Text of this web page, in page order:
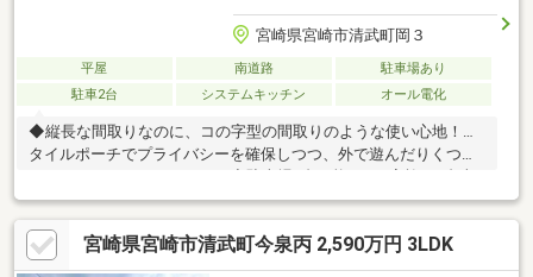
宮崎県宮崎市清武町岡３
平屋 南道路
駐車場あり
駐車2台
システムキッチン オール電化
◆縦長な間取りなのに、コの字型の間取りのような使い心地！…
タイルポーチでプライバシーを確保しつつ、外で遊んだりくつろ
いだりすることができます。◆駐車場3台可能！…ご家族で2台車
を使用していても、来客用で1台停めることができます。◆高台
の閑静な住宅街に立地！…災害の心配が少なく、静かな環境なの
で安心して暮らすことができます。◆南向きに立地！…南側に道
路があるので、日当たり抜群です。◆居室5.2帖！…一般的な建売
宮崎県宮崎市清武町今泉丙 2,590万円 3LDK